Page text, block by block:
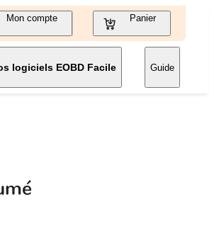
Mon compte Panier
logiciels EOBD Facile Guide